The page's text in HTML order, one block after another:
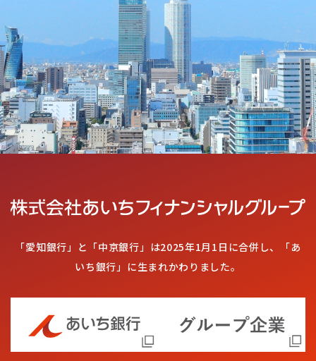
「愛知銀行」と「中京銀行」は2025年1月1日に合併し、「あ
いち銀行」に生まれかわりました。